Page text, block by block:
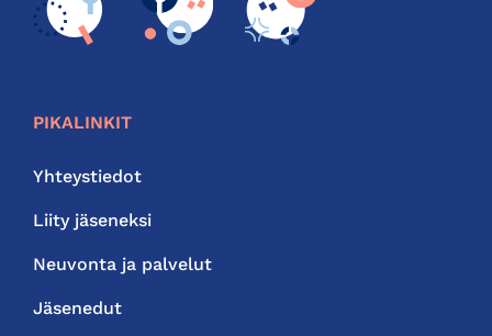
PIKALINKIT
Yhteystiedot
Liity jäseneksi
Neuvonta ja palvelut
Jäsenedut